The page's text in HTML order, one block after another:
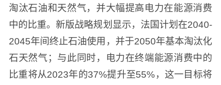
淘汰石油和天然气，并大幅提高电力在能源消费
中的比重。新版战略规划显示，法国计划在2040-
2045年间终止石油使用，并于2050年基本淘汰化
石天然气；与此同时，电力在终端能源消费中的
比重将从2023年的37%提升至55%，这一目标将